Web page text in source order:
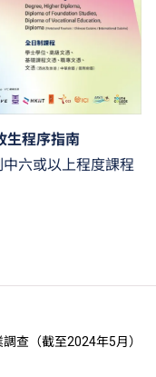
生程序指南
六或以上程度課程
查（截至2024年5月）